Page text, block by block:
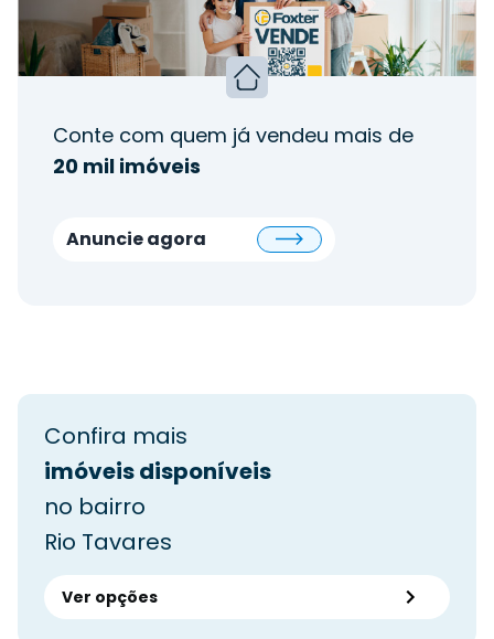
Conte com quem já vendeu mais de
20 mil imóveis
Anuncie agora
Confira mais
imóveis disponíveis
no bairro
Rio Tavares
Ver opções